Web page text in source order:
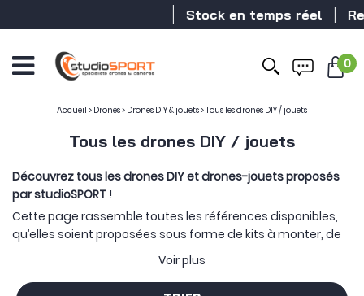
Stock en temps réel
0
Accueil > Drones> Drones DIY & jouets>Tous les drones DIY / jouets
Tous les drones DIY / jouets
Découvrez tous les drones DIY et drones-jouets proposés
par studioSPORT !
Cette page rassemble toutes les références disponibles,
qu’elles soient proposées sous forme de kits à monter, de
modèles préassemblés ou d’appareils prêts à voler. La
sélection peut ainsi présenter plusieurs déclinaisons d’un
même modèle, selon les composants fournis et le niveau
Voir plus